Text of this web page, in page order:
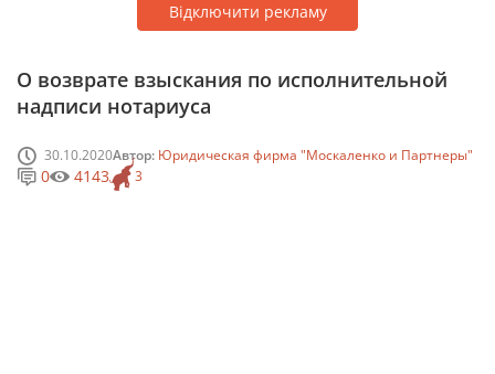
Відключити рекламу
О возврате взыскания по исполнительной
надписи нотариуса
30.10.2020Автор: Юридическая фирма "Москаленко и Партнеры"
3
0 4143